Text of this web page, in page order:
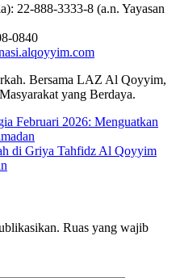
22-888-3333-8 (a.n. Yayasan
0840
Bersama LAZ Al Qoyyim,
yang Berdaya.
Februari 2026: Menguatkan
di Griya Tahfidz Al Qoyyim
Ruas yang wajib